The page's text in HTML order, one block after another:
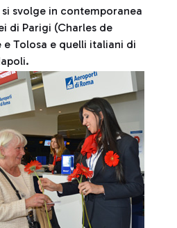
si svolge in contemporanea
di Parigi (Charles de
e Tolosa e quelli italiani di